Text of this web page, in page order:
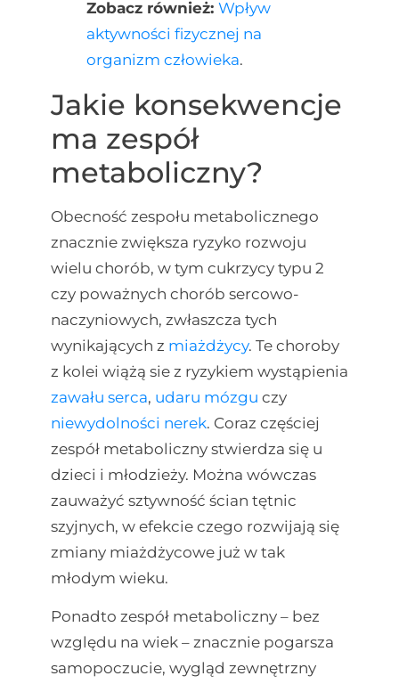
Zobacz również: Wpływ
aktywności fizycznej na
organizm człowieka.
Jakie konsekwencje
ma zespół
metaboliczny?
Obecność zespołu metabolicznego
znacznie zwiększa ryzyko rozwoju
wielu chorób, w tym cukrzycy typu 2
czy poważnych chorób sercowo-
naczyniowych, zwłaszcza tych
wynikających z miażdżycy. Te choroby
z kolei wiążą sie z ryzykiem wystąpienia
zawału serca, udaru mózgu czy
niewydolności nerek. Coraz częściej
zespół metaboliczny stwierdza się u
dzieci i młodzieży. Można wówczas
zauważyć sztywność ścian tętnic
szyjnych, w efekcie czego rozwijają się
zmiany miażdżycowe już w tak
młodym wieku.
Ponadto zespół metaboliczny – bez
względu na wiek – znacznie pogarsza
samopoczucie, wygląd zewnętrzny